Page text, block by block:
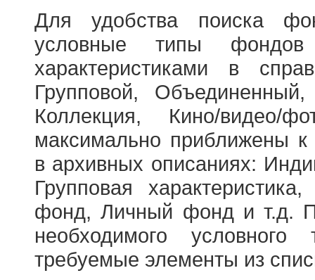
Для удобства поиска
условные типы
характеристиками в
Групповой,
Коллекция, Кино/
максимально приближены
в архивных описаниях:
Групповая
фонд, Личный фонд и т.д.
необходимого
требуемые элементы из